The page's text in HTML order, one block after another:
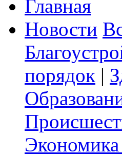
Главная
Новости
порядок |